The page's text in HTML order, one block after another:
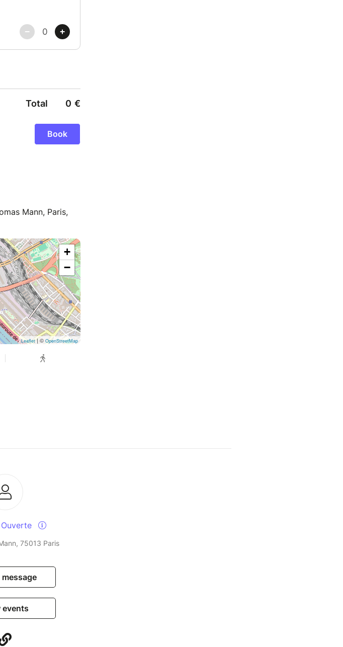
Mann, Paris,
+
−
Leaflet| © OpenStreetMap
75013 Paris
message
events